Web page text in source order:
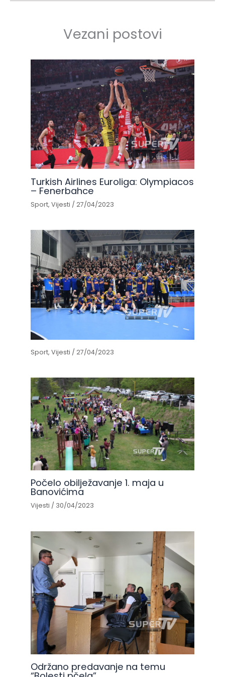
Vezani postovi
Turkish Airlines Euroliga: Olympiacos
– Fenerbahce
Sport,Vijesti /27/04/2023
Sport,Vijesti /27/04/2023
Počelo obilježavanje 1. maja u
Banovićima
Vijesti / 30/04/2023
Održano predavanje na temu